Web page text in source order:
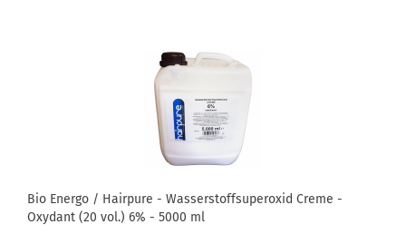
Bio Energo / Hairpure - Wasserstoffsuperoxid Creme -
Oxydant (20 vol.) 6% - 5000 ml